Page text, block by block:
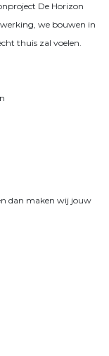
De Horizon
we bouwen in
thuis zal voelen.
dan maken wij jouw